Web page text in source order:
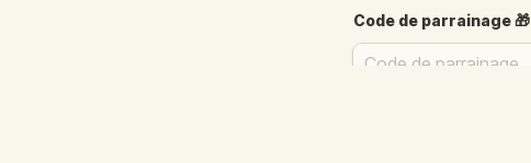
Code de parrainage 🎁